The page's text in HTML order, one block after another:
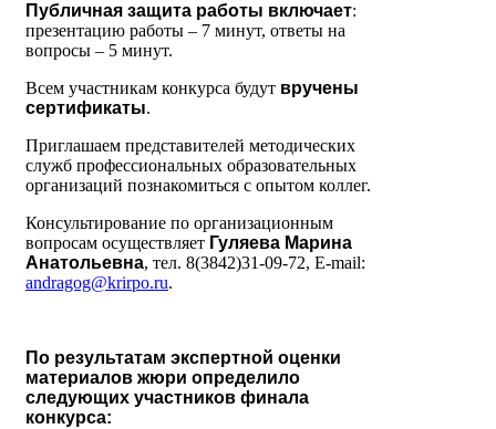
Публичная защита работы включает:
презентацию работы – 7 минут, ответы на
вопросы – 5 минут.
Всем участникам конкурса будут вручены
сертификаты.
Приглашаем представителей методических
служб профессиональных образовательных
организаций познакомиться с опытом коллег.
Консультирование по организационным
вопросам осуществляет Гуляева Марина
Анатольевна, тел. 8(3842)31-09-72, E-mail:
andragog@krirpo.ru.
По результатам экспертной оценки
материалов жюри определило
следующих участников финала
конкурса: